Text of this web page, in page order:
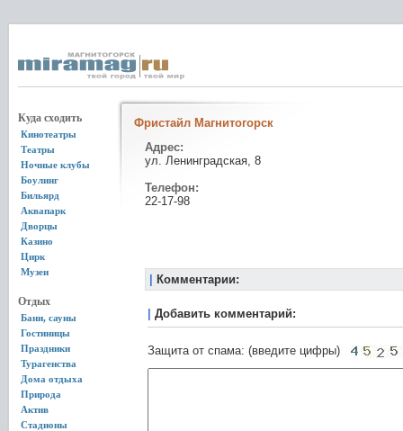
Куда сходить
Кинотеатры
Театры
Ночные клубы
Боулинг
Бильярд
Аквапарк
Дворцы
Казино
Цирк
Музеи
Отдых
Бани, сауны
Гостиницы
Праздники
Турагенства
Дома отдыха
Природа
Актив
Стадионы
Фристайл Магнитогорск
Адрес:
ул. Ленинградская, 8
Телефон:
22-17-98
Комментарии:
Добавить комментарий:
Защита от спама: (введите цифры)